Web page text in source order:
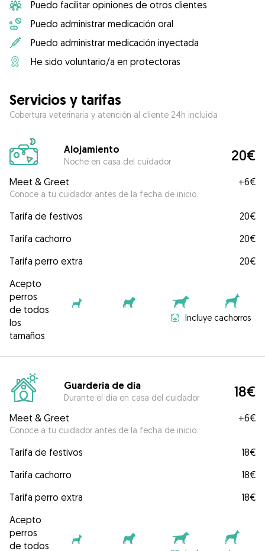
Puedo facilitar opiniones de otros clientes
Puedo administrar medicación oral
Puedo administrar medicación inyectada
He sido voluntario/a en protectoras
Servicios y tarifas
Cobertura veterinaria y atención al cliente 24h incluida
Alojamiento
Noche en casa del cuidador 20€
Meet & Greet
Conoce a tu cuidador antes de la fecha de inicio.
+6€
Tarifa de festivos
20€
Tarifa cachorro
20€
Tarifa perro extra
20€
Acepto
perros
de todos
los
tamaños
Incluye cachorros
Guardería de día
Durante el día en casa del cuidador 18€
Meet & Greet
Conoce a tu cuidador antes de la fecha de inicio.
+6€
Tarifa de festivos
18€
Tarifa cachorro
18€
Tarifa perro extra
18€
Acepto
perros
de todos